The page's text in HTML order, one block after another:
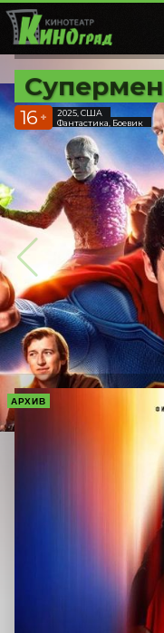
Супермен
16 +
2025, США
Фантастика, Боевик
АРХИВ